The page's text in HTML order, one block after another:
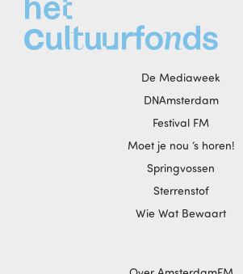
De Mediaweek
DNAmsterdam
Festival FM
Moet je nou ‘s horen!
Springvossen
Sterrenstof
Wie Wat Bewaart